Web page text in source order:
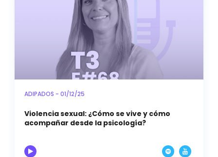
ADIPADOS - 01/12/25
Violencia sexual: ¿Cómo se vive y cómo
acompañar desde la psicología?